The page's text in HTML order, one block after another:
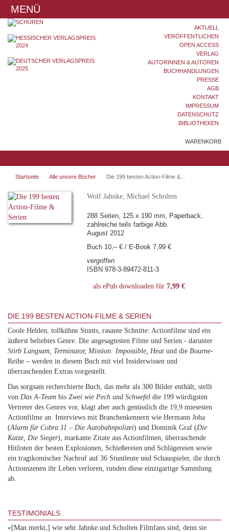
MENÜ
AKTUELL
VERÖFFENTLICHEN
OPEN ACCESS
VERLAG
AUTORINNEN & AUTOREN
BUCHHANDLUNGEN
PRESSE
AGB
KONTAKT
IMPRESSUM
DATENSCHUTZ
BIBLIOTHEKEN
WARENKORB
Startseite Alle unsere Bücher Die 199 besten Action-Filme &...
Wolf Jahnke, Michael Scholten
288 Seiten, 125 x 190 mm, Paperback,
zahlreiche teils farbige Abb.
August 2012
Buch 10,– € / E-Book 7,99 €
vergriffen
ISBN 978-3-89472-811-3
als ePub downloaden für 7,99 €
DIE 199 BESTEN ACTION-FILME & SERIEN
Coole Helden, tollkühne Stunts, rasante Schnitte: Actionfilme sind ein
äußerst beliebtes Genre. Die angesagtesten Filme und Serien - darunter
Stirb Langsam, Terminator, Mission: Impossible, Heat und die Bourne-
Reihe – werden in diesem Buch mit viel Insiderwissen und
überraschenden Extras vorgestellt.
Das sorgsam recherchierte Buch, das mehr als 300 Bilder enthält, stellt
von Das A-Team bis Zwei wie Pech und Schwefel die 199 würdigsten
Vertreter des Genres vor, klagt aber auch genüsslich die 19,9 miesesten
Actionfilme an. Interviews mit Branchenkennern wie Hermann Joha
(Alarm für Cobra 11 – Die Autobahnpolizei) und Dominik Graf (Die
Katze, Die Sieger), markante Zitate aus Actionfilmen, überraschende
Hitlisten der besten Explosionen, Schießereien und Schlägereien sowie
ein tragikomischer Nachruf auf 36 Stuntleute und Schauspieler, die durch
Actionszenen ihr Leben verloren, runden diese einzigartige Sammlung
ab.
TESTIMONIALS
«[Man merkt,] wie sehr Jahnke und Scholten Filmfans sind, denn sie